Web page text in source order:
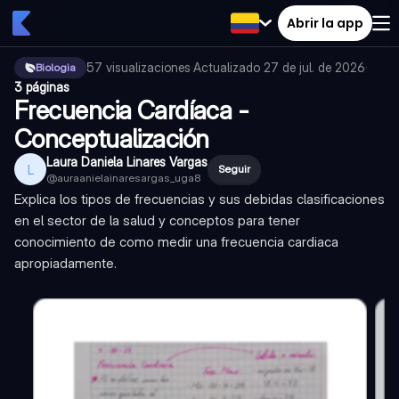
Abrir la app
Biologia 57 visualizaciones·Actualizado 27 de jul. de 2026·
3 páginas
Frecuencia Cardíaca -
Conceptualización
L Laura Daniela Linares Vargas
@auraanielainaresargas_uga8
Seguir
Explica los tipos de frecuencias y sus debidas clasificaciones
en el sector de la salud y conceptos para tener
conocimiento de como medir una frecuencia cardiaca
apropiadamente.